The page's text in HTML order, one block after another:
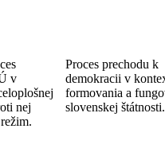
v
nej
Proces prechodu k
demokracii v
formovania a
slovenskej štátnosti.